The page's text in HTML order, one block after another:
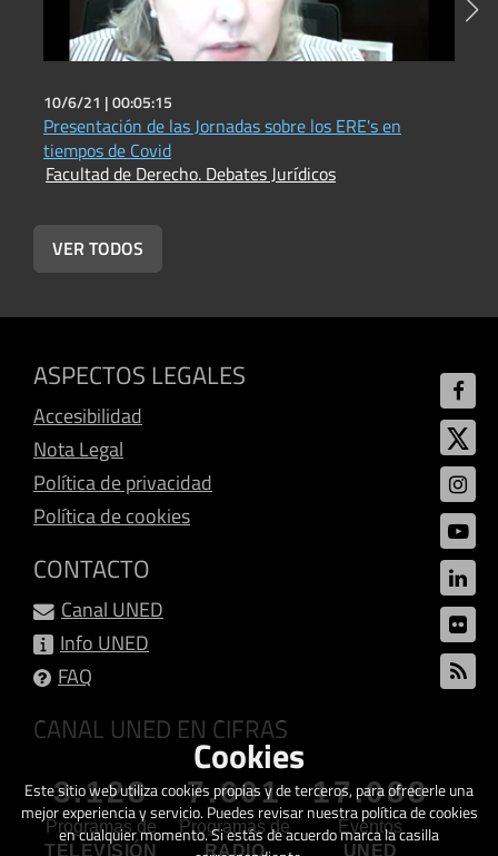
10/6/21 |00:05:15
Presentación de las Jornadas sobre los ERE's en
tiempos de Covid
Facultad de Derecho. Debates Jurídicos
VER TODOS
ASPECTOS LEGALES
Accesibilidad
Nota Legal
Política de privacidad
Política de cookies
CONTACTO
Canal UNED
Info UNED
FAQ
CANAL UNED EN CIFRAS
3.128
Programas de
TELEVISIÓN
7.601
Programas de
RADIO
17.088
Eventos
UNED
Cookies
Este sitio web utiliza cookies propias y de terceros, para ofrecerle una
mejor experiencia y servicio. Puedes revisar nuestra política de cookies
en cualquier momento. Si estás de acuerdo marca la casilla